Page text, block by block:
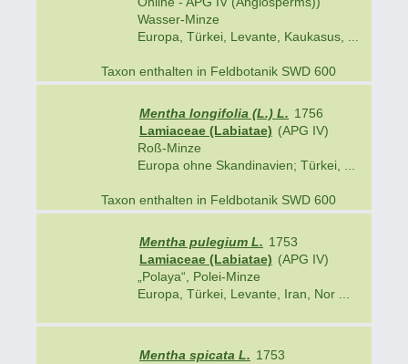
Wasser-Minze
Europa, Türkei, Levante, Kaukasus, ...
Taxon enthalten in Feldbotanik SWD 600
Mentha longifolia (L.) L. 1756
Lamiaceae (Labiatae) (APG IV)
Roß-Minze
Europa ohne Skandinavien; Türkei, ...
Taxon enthalten in Feldbotanik SWD 600
Mentha pulegium L. 1753
Lamiaceae (Labiatae) (APG IV)
„Polaya“, Polei-Minze
Europa, Türkei, Levante, Iran, Nor ...
Mentha spicata L. 1753